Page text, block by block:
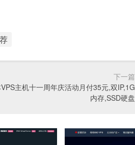
下一篇
主机十一周年庆活动月付35元,双IP,1G
内存,SSD硬盘